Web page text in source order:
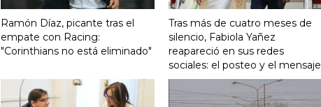
Ramón Díaz, picante tras el
empate con Racing:
"Corinthians no está eliminado"
Tras más de cuatro meses de
silencio, Fabiola Yañez
reapareció en sus redes
sociales: el posteo y el mensaje